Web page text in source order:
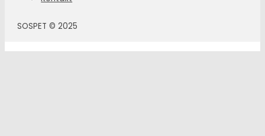
SOSPET © 2025